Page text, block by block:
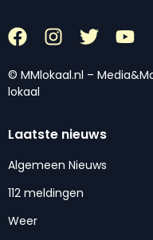
© MMlokaal.nl –
lokaal
Laatste nieuws
Algemeen Nieuws
112 meldingen
Weer